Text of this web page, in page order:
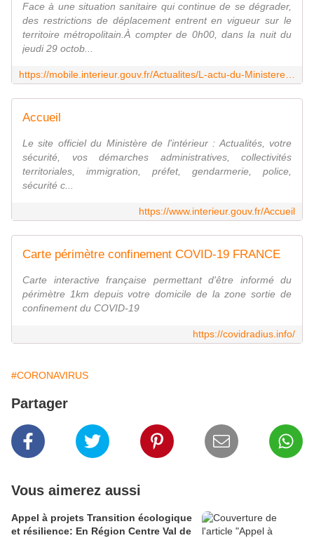
Face à une situation sanitaire qui continue de se dégrader,
des restrictions de déplacement entrent en vigueur sur le
territoire métropolitain.À compter de 0h00, dans la nuit du
jeudi 29 octob...
Accueil
Le site officiel du Ministère de l'intérieur : Actualités, votre
sécurité, vos démarches administratives, collectivités
territoriales, immigration, préfet, gendarmerie, police,
sécurité c...
https://www.interieur.gouv.fr/Accueil
Carte périmètre confinement COVID-19 FRANCE
Carte interactive française permettant d'être informé du
périmètre 1km depuis votre domicile de la zone sortie de
confinement du COVID-19
https://covidradius.info/
#CORONAVIRUS
Partager
Vous aimerez aussi
Appel à projets Transition écologique
et résilience: En Région Centre Val de